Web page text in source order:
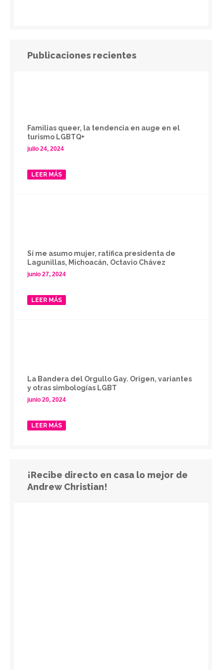
Publicaciones recientes
Familias queer, la tendencia en auge en el
turismo LGBTQ+
julio 24, 2024
LEER MÁS
Sí me asumo mujer, ratifica presidenta de
Lagunillas, Michoacán, Octavio Chávez
junio 27, 2024
LEER MÁS
La Bandera del Orgullo Gay. Origen, variantes
y otras simbologías LGBT
junio 20, 2024
LEER MÁS
¡Recibe directo en casa lo mejor de
Andrew Christian!